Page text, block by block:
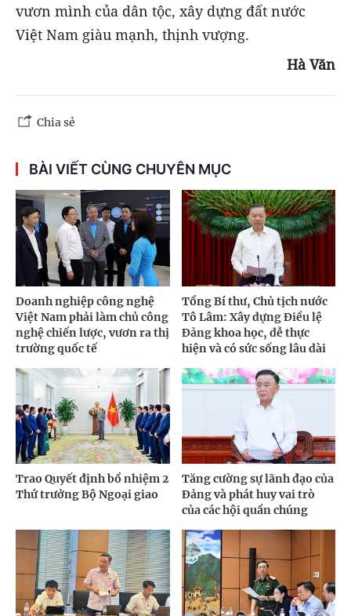
vươn mình của dân tộc, xây dựng đất nước
Việt Nam giàu mạnh, thịnh vượng.
Hà Văn
Chia sẻ
BÀI VIẾT CÙNG CHUYÊN MỤC
Doanh nghiệp công nghệ
Việt Nam phải làm chủ công
nghệ chiến lược, vươn ra thị
trường quốc tế
Tổng Bí thư, Chủ tịch nước
Tô Lâm: Xây dựng Điều lệ
Đảng khoa học, dễ thực
hiện và có sức sống lâu dài
Trao Quyết định bổ nhiệm 2
Thứ trưởng Bộ Ngoại giao
Tăng cường sự lãnh đạo của
Đảng và phát huy vai trò
của các hội quần chúng